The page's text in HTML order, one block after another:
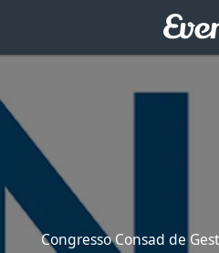
Congresso Consad de